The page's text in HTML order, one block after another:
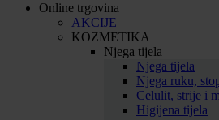
Online trgovina
AKCIJE
KOZMETIKA
Njega tijela
Njega tijela
Njega ruku,
Celulit, strije i
Higijena tijela